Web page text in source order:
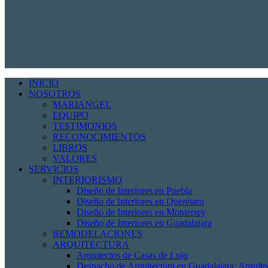
INICIO
NOSOTROS
MARIANGEL
EQUIPO
TESTIMONIOS
RECONOCIMIENTOS
LIBROS
VALORES
SERVICIOS
INTERIORISMO
Diseño de Interiores en Puebla
Diseño de Interiores en Querétaro
Diseño de Interiores en Monterrey
Diseño de Interiores en Guadalajara
REMODELACIONES
ARQUITECTURA
Arquitectos de Casas de Lujo
Despacho de Arquitectura en Guadalajara: